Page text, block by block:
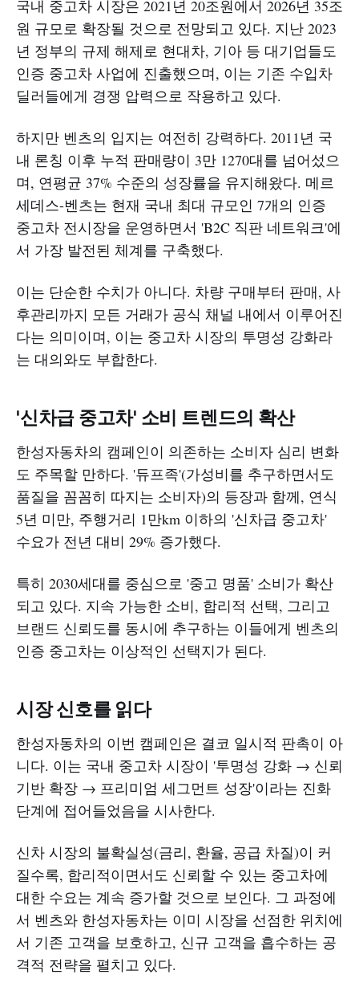
국내 중고차 시장은 2021년 20조원에서 2026년 35조
원 규모로 확장될 것으로 전망되고 있다. 지난 2023
년 정부의 규제 해제로 현대차, 기아 등 대기업들도
인증 중고차 사업에 진출했으며, 이는 기존 수입차
딜러들에게 경쟁 압력으로 작용하고 있다.
하지만 벤츠의 입지는 여전히 강력하다. 2011년 국
내 론칭 이후 누적 판매량이 3만 1270대를 넘어섰으
며, 연평균 37% 수준의 성장률을 유지해왔다. 메르
세데스-벤츠는 현재 국내 최대 규모인 7개의 인증
중고차 전시장을 운영하면서 'B2C 직판 네트워크'에
서 가장 발전된 체계를 구축했다.
이는 단순한 수치가 아니다. 차량 구매부터 판매, 사
후관리까지 모든 거래가 공식 채널 내에서 이루어진
다는 의미이며, 이는 중고차 시장의 투명성 강화라
는 대의와도 부합한다.
'신차급 중고차' 소비 트렌드의 확산
한성자동차의 캠페인이 의존하는 소비자 심리 변화
도 주목할 만하다. '듀프족'(가성비를 추구하면서도
품질을 꼼꼼히 따지는 소비자)의 등장과 함께, 연식
5년 미만, 주행거리 1만km 이하의 '신차급 중고차'
수요가 전년 대비 29% 증가했다.
특히 2030세대를 중심으로 '중고 명품' 소비가 확산
되고 있다. 지속 가능한 소비, 합리적 선택, 그리고
브랜드 신뢰도를 동시에 추구하는 이들에게 벤츠의
인증 중고차는 이상적인 선택지가 된다.
시장 신호를 읽다
한성자동차의 이번 캠페인은 결코 일시적 판촉이 아
니다. 이는 국내 중고차 시장이 '투명성 강화 → 신뢰
기반 확장 → 프리미엄 세그먼트 성장'이라는 진화
단계에 접어들었음을 시사한다.
신차 시장의 불확실성(금리, 환율, 공급 차질)이 커
질수록, 합리적이면서도 신뢰할 수 있는 중고차에
대한 수요는 계속 증가할 것으로 보인다. 그 과정에
서 벤츠와 한성자동차는 이미 시장을 선점한 위치에
서 기존 고객을 보호하고, 신규 고객을 흡수하는 공
격적 전략을 펼치고 있다.